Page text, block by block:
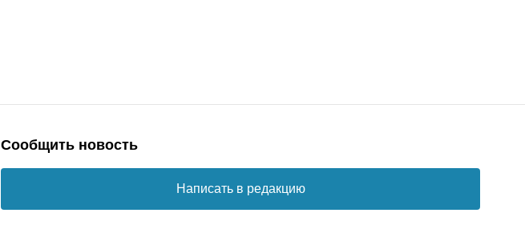
Сообщить новость
Написать в редакцию